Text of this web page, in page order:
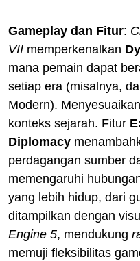
Gameplay dan Fitur:
VII memperkenalkan
mana pemain dapat
setiap era (misalnya,
Modern).
konteks sejarah. Fitur
Diplomacy
perdagangan sumber
memengaruhi
yang lebih hidup, dari
ditampilkan dengan
Engine 5, mendukung
memuji fleksibilitas